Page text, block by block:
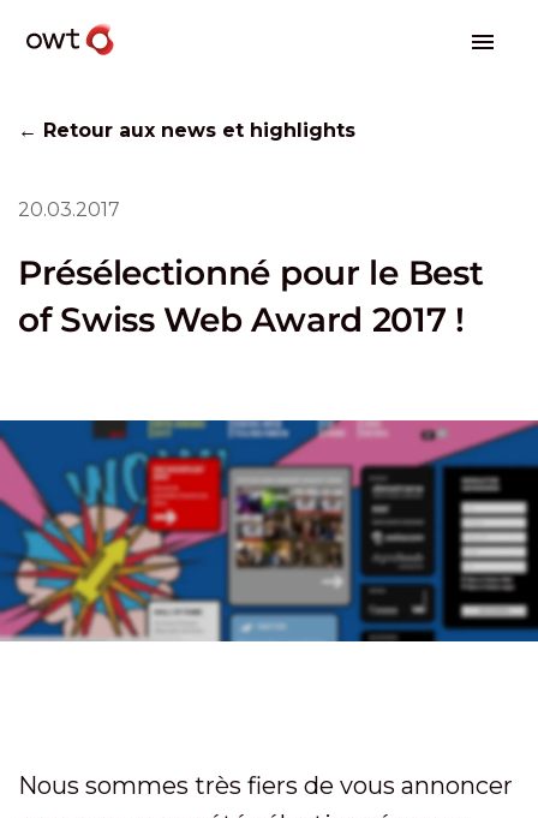
← Retour aux news et highlights
20.03.2017
Présélectionné pour le Best
of Swiss Web Award 2017 !
Nous sommes très fiers de vous annoncer